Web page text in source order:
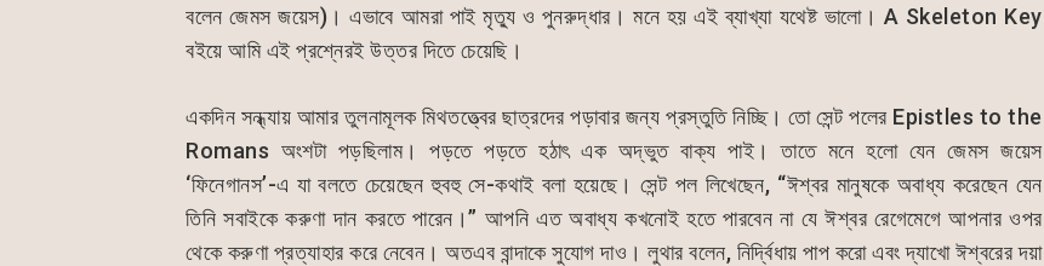
বলেন জেমস জয়েস)। এভাবে আমরা পাই মৃত্যু ও পুনরুদ্ধার। মনে হয় এই ব্যাখ্যা যথেষ্ট ভালো। A Skeleton Key
বইয়ে আমি এই প্রশ্নেরই উত্তর দিতে চেয়েছি।
একদিন সন্ধ্যায় আমার তুলনামূলক মিথতত্ত্বের ছাত্রদের পড়াবার জন্য প্রস্তুতি নিচ্ছি। তো সেন্ট পলের Epistles to the
Romans অংশটা পড়ছিলাম। পড়তে পড়তে হঠাৎ এক অদ্ভুত বাক্য পাই। তাতে মনে হলো যেন জেমস জয়েস
‘ফিনেগানস’-এ যা বলতে চেয়েছেন হুবহু সে-কথাই বলা হয়েছে। সেন্ট পল লিখেছেন, “ঈশ্বর মানুষকে অবাধ্য করেছেন যেন
তিনি সবাইকে করুণা দান করতে পারেন।” আপনি এত অবাধ্য কখনোই হতে পারবেন না যে ঈশ্বর রেগেমেগে আপনার ওপর
থেকে করুণা প্রত্যাহার করে নেবেন। অতএব বান্দাকে সুযোগ দাও। লুথার বলেন, নির্দ্বিধায় পাপ করো এবং দ্যাখো ঈশ্বরের দয়া